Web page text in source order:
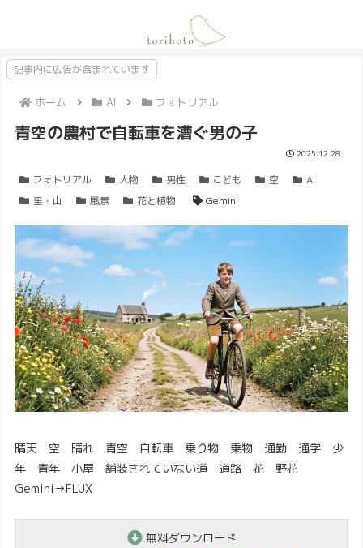
記事内に広告が含まれています
ホーム AI フォトリアル
青空の農村で自転車を漕ぐ男の子
2025.12.28
フォトリアル 人物 男性 こども 空
AI
里・山
風景 花と植物 Gemini
晴天 空 晴れ 青空 自転車 乗り物 乗物 通勤 通学 少
年 青年 小屋 舗装されていない道 道路 花 野花
Gemini→FLUX
無料ダウンロード